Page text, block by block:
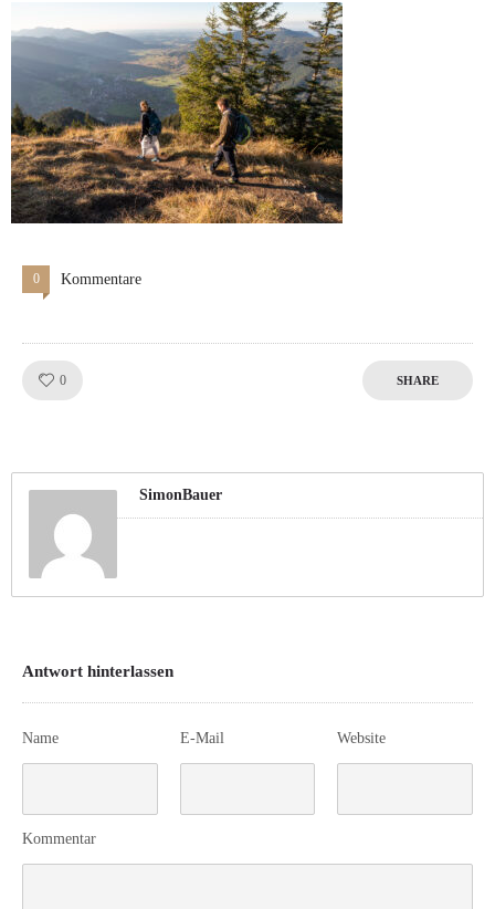
0 Kommentare
0 SHARE
SimonBauer
Antwort hinterlassen
Name E-Mail Website
Kommentar